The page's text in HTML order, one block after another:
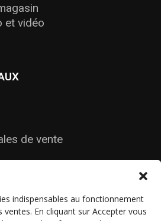
indispensables au fonctionnement
En cliquant sur Accepter vous
et vidéo
de vente